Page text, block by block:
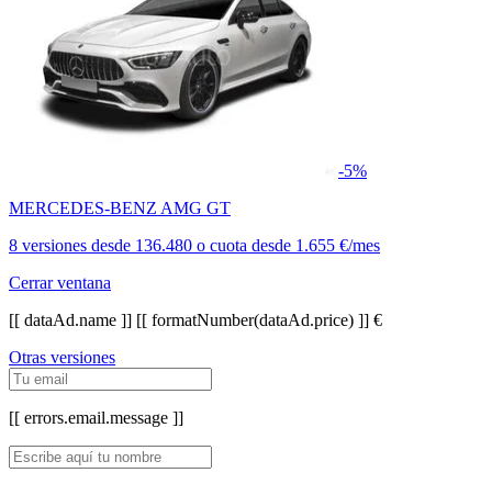
-5%
MERCEDES-BENZ AMG GT
8 versiones desde 136.480 o cuota desde 1.655 €/mes
Cerrar ventana
[[ dataAd.name ]] [[ formatNumber(dataAd.price) ]] €
Otras versiones
[[ errors.email.message ]]